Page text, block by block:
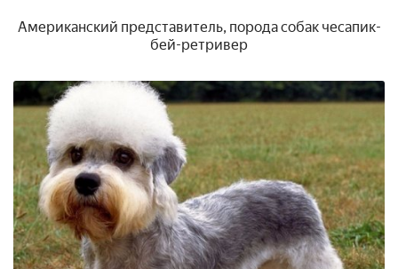
Американский представитель, порода собак чесапик-
бей-ретривер